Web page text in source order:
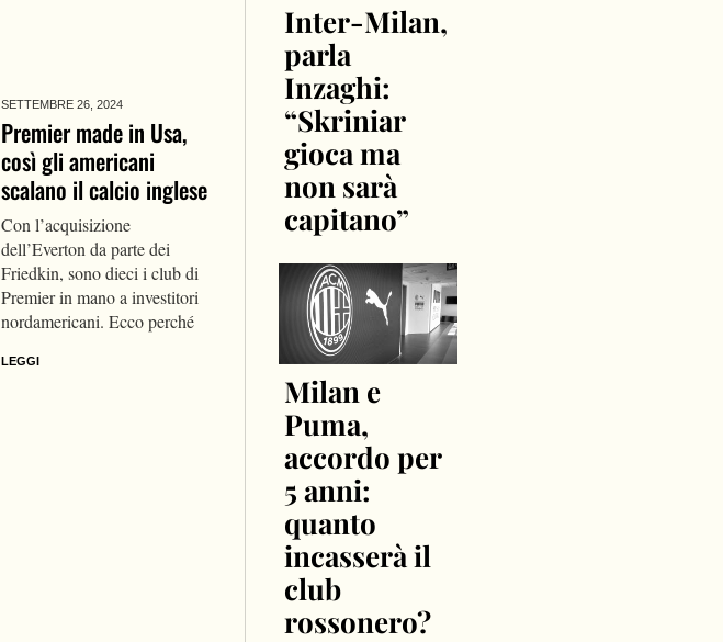
SETTEMBRE 26, 2024
Premier made in Usa,
così gli americani
scalano il calcio inglese
Con l’acquisizione
dell’Everton da parte dei
Friedkin, sono dieci i club di
Premier in mano a investitori
nordamericani. Ecco perché
LEGGI
Inter-Milan,
parla
Inzaghi:
“Skriniar
gioca ma
non sarà
capitano”
Milan e
Puma,
accordo per
5 anni:
quanto
incasserà il
club
rossonero?